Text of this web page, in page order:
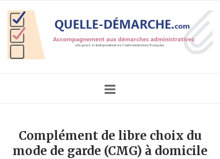
content
Home
Complément de libre choix du
mode de garde (CMG) à domicile